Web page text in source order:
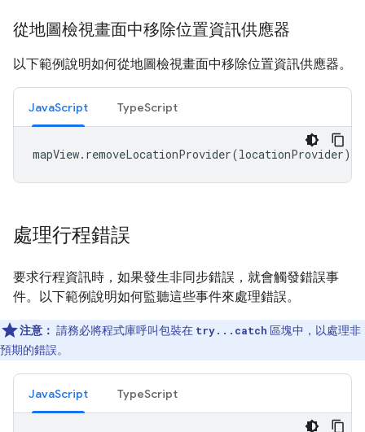
從地圖檢視畫面中移除位置資訊供應器
以下範例說明如何從地圖檢視畫面中移除位置資訊供應器。
JavaScript TypeScript
mapView. removeLocationProvider(locationProvider);
處理行程錯誤
要求行程資訊時，如果發生非同步錯誤，就會觸發錯誤事
件。以下範例說明如何監聽這些事件來處理錯誤。
注意： 請務必將程式庫呼叫包裝在 try...catch 區塊中，以處理非
預期的錯誤。
JavaScript TypeScript